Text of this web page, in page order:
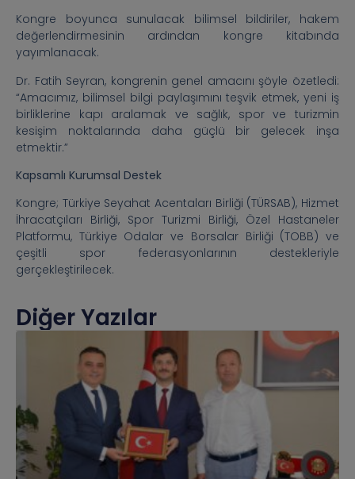
Kongre boyunca sunulacak bilimsel bildiriler, hakem
değerlendirmesinin ardından kongre kitabında
yayımlanacak.
Dr. Fatih Seyran, kongrenin genel amacını şöyle özetledi:
“Amacımız, bilimsel bilgi paylaşımını teşvik etmek, yeni iş
birliklerine kapı aralamak ve sağlık, spor ve turizmin
kesişim noktalarında daha güçlü bir gelecek inşa
etmektir.”
Kapsamlı Kurumsal Destek
Kongre; Türkiye Seyahat Acentaları Birliği (TÜRSAB), Hizmet
İhracatçıları Birliği, Spor Turizmi Birliği, Özel Hastaneler
Platformu, Türkiye Odalar ve Borsalar Birliği (TOBB) ve
çeşitli spor federasyonlarının destekleriyle
gerçekleştirilecek.
Diğer Yazılar